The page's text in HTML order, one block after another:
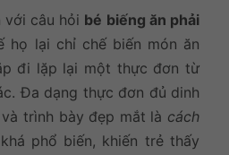
với câu hỏi bé biếng ăn phải
họ lại chỉ chế biến món ăn
đi lặp lại một thực đơn từ
Đa dạng thực đơn đủ dinh
trình bày đẹp mắt là cách
khá phổ biến, khiến trẻ thấy